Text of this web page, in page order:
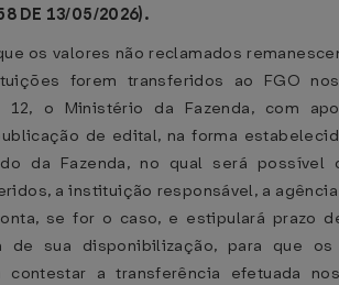
DE 13/05/2026).
os valores não reclamados
forem transferidos ao FGO
o Ministério da Fazenda, com
de edital, na forma
da Fazenda, no qual será possível
a instituição responsável, a
se for o caso, e estipulará prazo
de sua disponibilização, para que os
contestar a transferência efetuada